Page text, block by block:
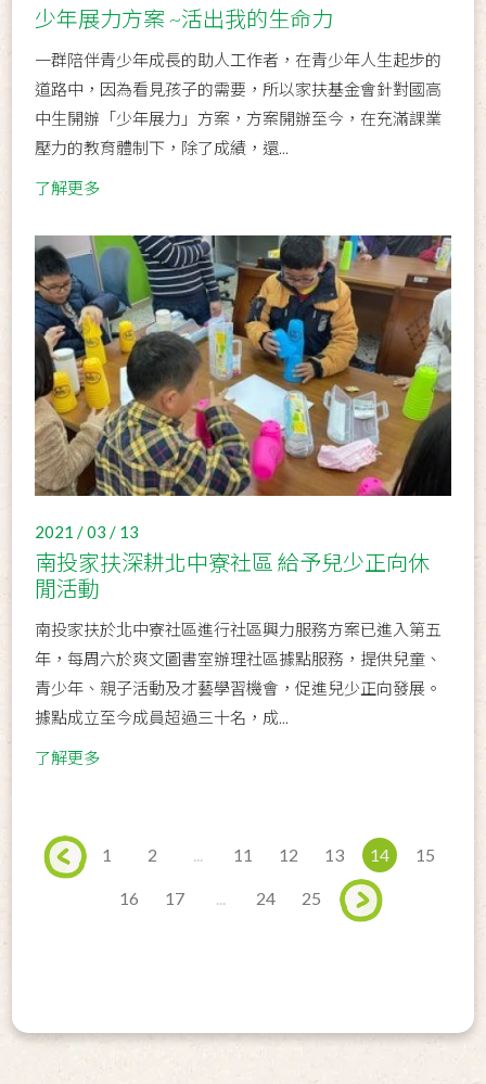
少年展力方案 ~活出我的生命力
一群陪伴青少年成長的助人工作者，在青少年人生起步的
道路中，因為看見孩子的需要，所以家扶基金會針對國高
中生開辦「少年展力」方案，方案開辦至今，在充滿課業
壓力的教育體制下，除了成績，還...
了解更多
2021 / 03 / 13
南投家扶深耕北中寮社區 給予兒少正向休
閒活動
南投家扶於北中寮社區進行社區興力服務方案已進入第五
年，每周六於爽文圖書室辦理社區據點服務，提供兒童、
青少年、親子活動及才藝學習機會，促進兒少正向發展。
據點成立至今成員超過三十名，成...
了解更多
1 2 11 12 13 14 15
16 17 24 25